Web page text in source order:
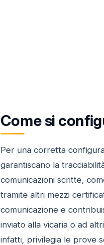
Come si
Per una corretta
garantiscano la
comunicazioni scritte,
tramite altri mezzi
comunicazione e
inviato alla vicaria o ad
infatti, privilegia le prove